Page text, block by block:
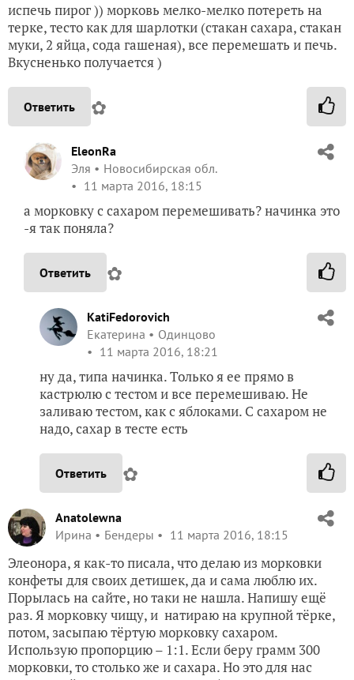
испечь пирог )) морковь мелко-мелко потереть на
терке, тесто как для шарлотки (стакан сахара, стакан
муки, 2 яйца, сода гашеная), все перемешать и печь.
Вкусненько получается )
Ответить ✿
EleonRa
Эля
Новосибирская обл.
11 марта 2016, 18:15
а морковку с сахаром перемешивать? начинка это
-я так поняла?
Ответить ✿
KatiFedorovich
Екатерина
Одинцово
11 марта 2016, 18:21
ну да, типа начинка. Только я ее прямо в
кастрюлю с тестом и все перемешиваю. Не
заливаю тестом, как с яблоками. С сахаром не
надо, сахар в тесте есть
Ответить ✿
Anatolewna
Ирина
Бендеры 11 марта 2016, 18:15
Элеонора, я как-то писала, что делаю из морковки
конфеты для своих детишек, да и сама люблю их.
Порылась на сайте, но таки не нашла. Напишу ещё
раз. Я морковку чищу, и натираю на крупной тёрке,
потом, засыпаю тёртую морковку сахаром.
Использую пропорцию – 1:1. Если беру грамм 300
морковки, то столько же и сахара. Но это для нас